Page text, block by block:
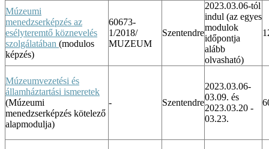
Múzeumi
menedzserképzés az
esélyteremtő köznevelés
szolgálatában (modulos
képzés)
60673-
1/2018/
MUZEUM
Szentendre
2023.03.06-tól
indul (az egyes
modulok
időpontja
alább
olvasható)
Múzeumvezetési és
államháztartási ismeretek
(Múzeumi
menedzserképzés kötelező
alapmodulja)
- Szentendre
2023.03.06-
03.09. és
2023.03.20 -
03.23.